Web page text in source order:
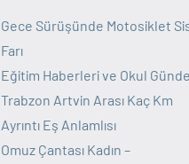
Gece Sürüşünde Motosiklet
Farı
Eğitim Haberleri ve Okul
Trabzon Artvin Arası Kaç Km
Ayrıntı Eş Anlamlısı
Omuz Çantası Kadın –